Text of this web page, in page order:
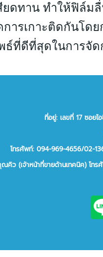
ยดทาน ทำให้ฟิล์ม
ารเกาะติดกันโด
ธ์ที่ดีที่สุดในการ
ที่อยู่: เลขที่ 17 ซอย
โทรศัพท์: 094-969-4656/02-
คิว (เจ้าหน้าที่ขายด้านเทคนิค)โทร